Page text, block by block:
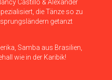
Castillo & Alexander
die Tänze so zu
getanzt
Samba aus Brasilien,
wie in der Karibik!